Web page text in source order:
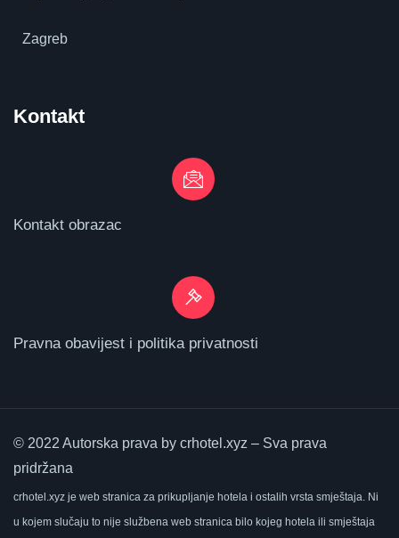
Zagreb
Kontakt
Kontakt obrazac
Pravna obavijest i politika privatnosti
© 2022 Autorska prava by crhotel.xyz – Sva prava
pridržana
crhotel.xyz je web stranica za prikupljanje hotela i ostalih vrsta smještaja. Ni
u kojem slučaju to nije službena web stranica bilo kojeg hotela ili smještaja